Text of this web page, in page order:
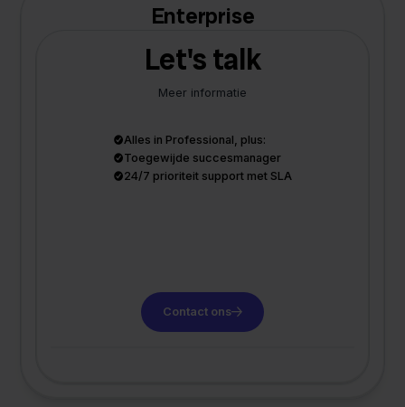
Enterprise
Let's talk
Meer informatie
Alles in Professional, plus:
Toegewijde succesmanager
24/7 prioriteit support met SLA
Contact ons